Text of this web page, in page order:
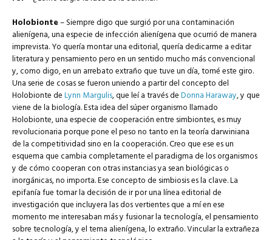
Holobionte– Siempre digo que surgió por una contaminación
alienígena, una especie de infección alienígena que ocurrió de manera
imprevista. Yo quería montar una editorial, quería dedicarme a editar
literatura y pensamiento pero en un sentido mucho más convencional
y, como digo, en un arrebato extraño que tuve un día, tomé este giro.
Una serie de cosas se fueron uniendo a partir del concepto del
Holobionte deLynn Margulis, que leí a través deDonna Haraway, y que
viene de la biología. Esta idea del súper organismo llamado
Holobionte, una especie de cooperación entre simbiontes, es muy
revolucionaria porque pone el peso no tanto en la teoría darwiniana
de la competitividad sino en la cooperación. Creo que ese es un
esquema que cambia completamente el paradigma de los organismos
y de cómo cooperan con otras instancias ya sean biológicas o
inorgánicas, no importa. Ese concepto de simbiosis es la clave. La
epifanía fue tomar la decisión de ir por una línea editorial de
investigación que incluyera las dos vertientes que a mí en ese
momento me interesaban más y fusionar la tecnología, el pensamiento
sobre tecnología, y el tema alienígena, lo extraño. Vincular la extrañeza